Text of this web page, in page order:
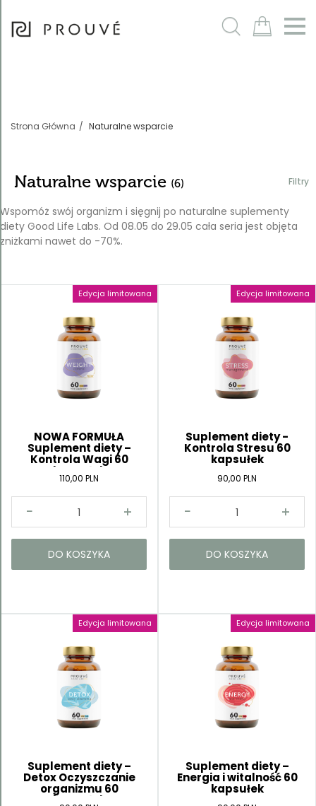
m
Strona Główna Naturalne wsparcie
Naturalne wsparcie (6) Filtry
Wspomóż swój organizm i sięgnij po naturalne suplementy
diety Good Life Labs. Od 08.05 do 29.05 cała seria jest objęta
zniżkami nawet do -70%.
Edycja limitowana
NOWA FORMUŁA
Suplement diety –
Kontrola Wagi 60
kapsułek
110,00 PLN
DO KOSZYKA
Edycja limitowana
Suplement diety -
Kontrola Stresu 60
kapsułek
90,00 PLN
DO KOSZYKA
Edycja limitowana
Suplement diety –
Detox Oczyszczanie
organizmu 60
kapsułek
Edycja limitowana
Suplement diety –
Energia i witalność 60
kapsułek
Filtry
Sortowanie
Kategorie